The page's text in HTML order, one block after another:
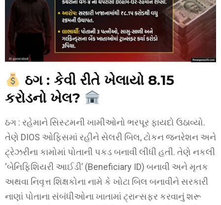
ઠગ : કેવી રીતે ખેલાયો 8.15
કરોડનો ખેલ?
ઠગ : રહેમાને સિસ્ટમની ખામીઓનો ભરપૂર ફાયદો ઉઠાવ્યો.
તેણે DIOS ઓફિસમાં રહીને સેલરી બિલ, ટોકન જનરેશન અને
ટ્રેઝરીના કામોમાં પોતાની પકડ બનાવી લીધી હતી. તેણે નકલી
‘બેનિફિશિયરી આઈડી’ (Beneficiary ID) બનાવી અને મૃતક
અથવા નિવૃત્ત શિક્ષકોના નામે કે ખોટા બિલ બનાવીને સરકારી
નાણાં પોતાના સંબંધીઓના ખાતામાં ટ્રાન્સફર કરવાનું શરૂ